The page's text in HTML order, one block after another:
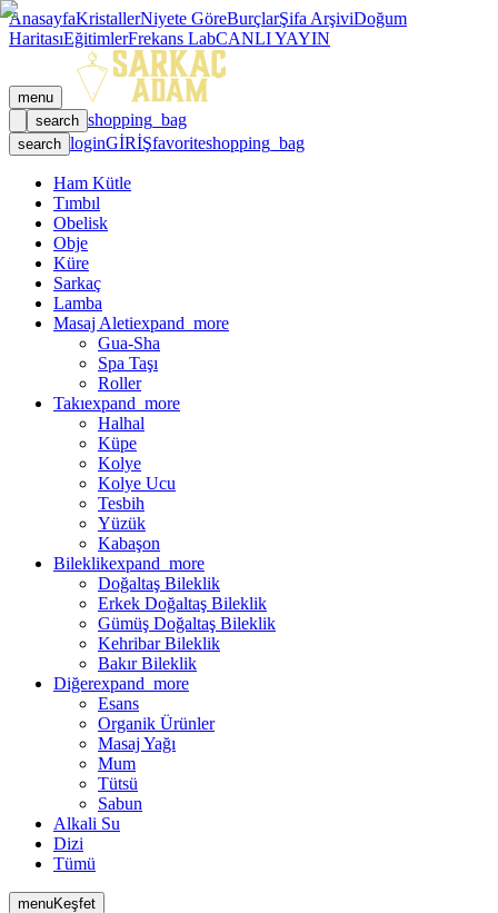
AnasayfaKristallerNiyete GöreBurçlarŞifa ArşiviDoğum
HaritasıEğitimlerFrekans LabCANLI YAYIN
menu
search shopping_bag
search loginGİRİŞfavoriteshopping_bag
Ham Kütle
Tımbıl
Obelisk
Obje
Küre
Sarkaç
Lamba
Masaj Aletiexpand_more
Gua-Sha
Spa Taşı
Roller
Takıexpand_more
Halhal
Küpe
Kolye
Kolye Ucu
Tesbih
Yüzük
Kabaşon
Bileklikexpand_more
Doğaltaş Bileklik
Erkek Doğaltaş Bileklik
Gümüş Doğaltaş Bileklik
Kehribar Bileklik
Bakır Bileklik
Diğerexpand_more
Esans
Organik Ürünler
Masaj Yağı
Mum
Tütsü
Sabun
Alkali Su
Dizi
Tümü
menuKeşfet